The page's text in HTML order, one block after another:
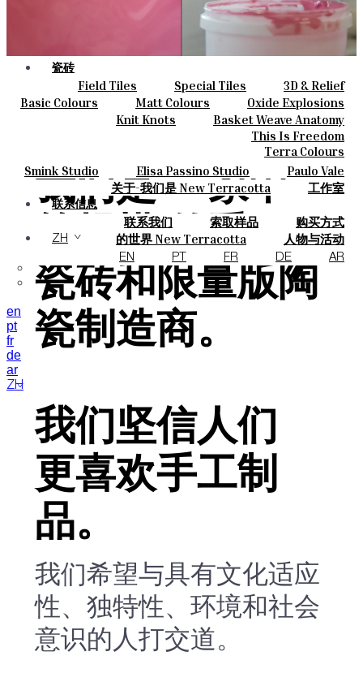
瓷砖
Field Tiles Special Tiles
3D & Relief
Hand Painted
Bold Pattern
Parquet Bisque
Natural Cotto
Smink Studio
Elisa Passino
Paulo Vale
Basic Colours Matt Colours
Oxide Explosions
Special Firing
Vintage Metallics
Dry Colours
Terra Colours
陶瓷
Knit Knots
Basket Weave Anatomy
This Is Freedom
Smink Studio Elisa Passino Studio Paulo Vale
关于
关于-我们是 New Terracotta 工作室
联系信息
联系我们 索取样品
购买方式
目录和 技术规格
常见问题
的世界 New Terracotta
人物与活动
地方和故事
材料和可持续性 灵感与文化
ZH
EN PT FR DE AR
en
pt
fr
de
ar
ZH
我们是 一家中
等规模 的手工
瓷砖和限量版陶
瓷制造商。
我们坚信人们
更喜欢手工制
品。
我们希望与具有文化适应
性、独特性、环境和社会
意识的人打交道。